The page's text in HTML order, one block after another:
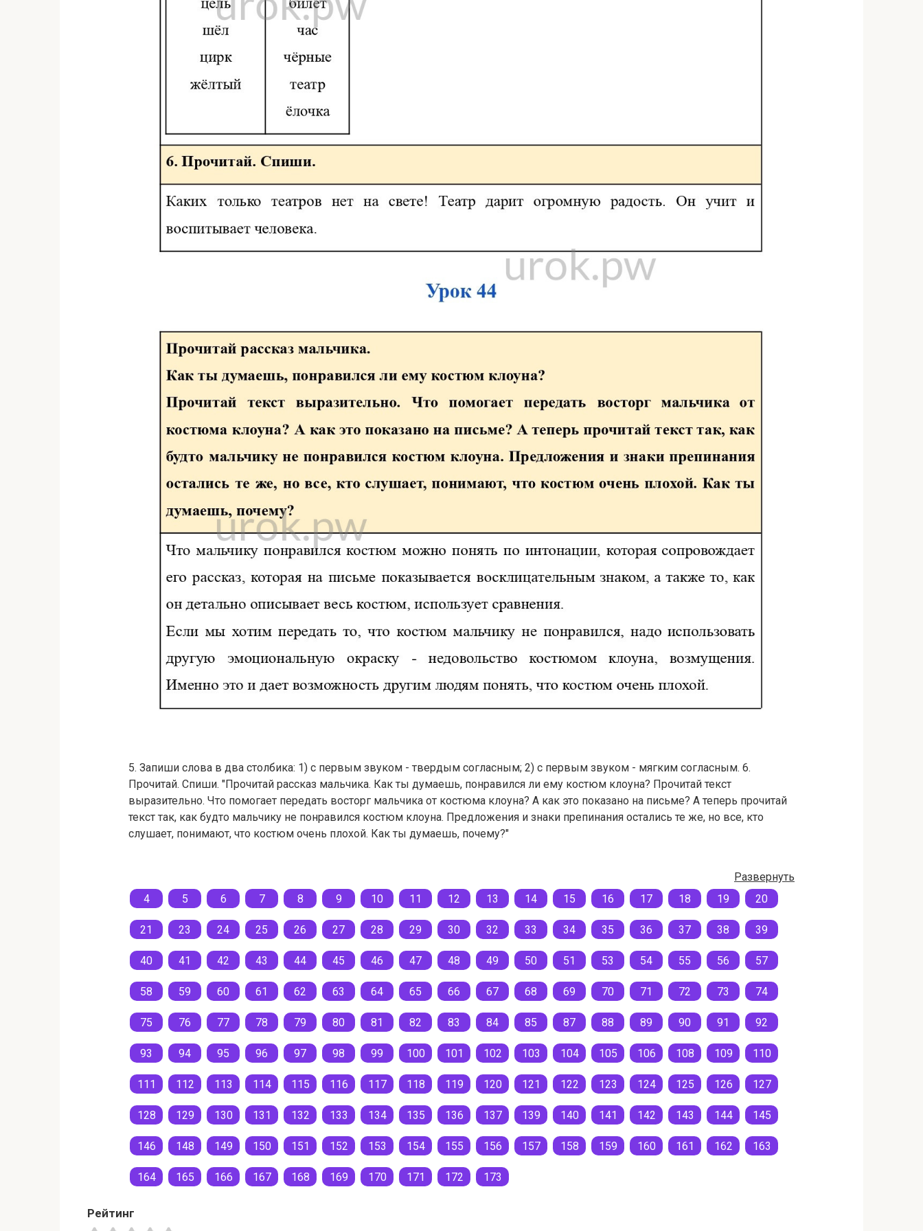
5. Запиши слова в два столбика: 1) с первым звуком - твердым согласным; 2) с первым звуком - мягким согласным. 6.
Прочитай. Спиши. "Прочитай рассказ мальчика. Как ты думаешь, понравился ли ему костюм клоуна? Прочитай текст
выразительно. Что помогает передать восторг мальчика от костюма клоуна? А как это показано на письме? А теперь прочитай
текст так, как будто мальчику не понравился костюм клоуна. Предложения и знаки препинания остались те же, но все, кто
слушает, понимают, что костюм очень плохой. Как ты думаешь, почему?"
Развернуть
4
5 6 7 8 9 10 11 12 13 14 15 16 17 18 19 20
21 23 24 25 26 27 28 29 30 32 33 34 35 36 37 38 39
40 41 42 43 44 45 46 47 48 49 50 51 53 54 55 56 57
58 59 60 61 62 63 64 65 66 67 68 69 70 71 72 73 74
75 76 77 78 79 80 81 82 83 84 85 87 88 89 90 91 92
93 94 95 96 97 98 99 100 101 102 103 104 105 106 108 109 110
111 112 113 114 115 116 117 118 119 120 121 122 123 124 125 126 127
128 129 130 131 132 133 134 135 136 137 139 140 141 142 143 144 145
146 148 149 150 151 152 153 154 155 156 157 158 159 160 161 162 163
164 165 166 167 168 169 170 171 172 173
Рейтинг